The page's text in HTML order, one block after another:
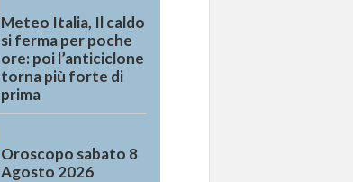
Meteo Italia, Il caldo
si ferma per poche
ore: poi l’anticiclone
torna più forte di
prima
Oroscopo sabato 8
Agosto 2026